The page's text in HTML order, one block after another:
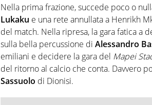
Nella prima frazione, succede poco o
Lukaku e una rete annullata a Henrikh
del match. Nella ripresa, la gara fatica a
sulla bella percussione di Alessandro
emiliani e decidere la gara del Mapei
del ritorno al calcio che conta. Davvero
Sassuolo di Dionisi.